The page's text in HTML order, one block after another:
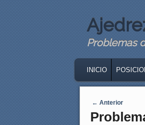
Problemas
SKIP TO
SKIP TO
INICIO
Navegaci�n de
← Anterior